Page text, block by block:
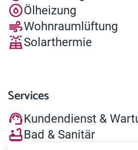
Ölheizung
Wohnraumlüftung
Solarthermie
Services
Kundendienst &
Bad & Sanitär